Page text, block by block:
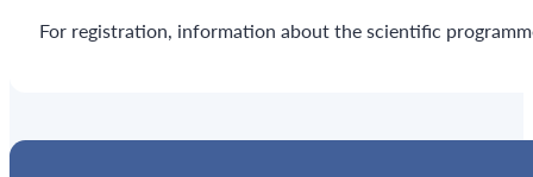
For registration, information about the scientific